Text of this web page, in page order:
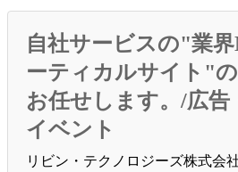
自社サービスの"業
ーティカルサイト"
お任せします。/広告
イベント
リビン・テクノロジーズ株式会